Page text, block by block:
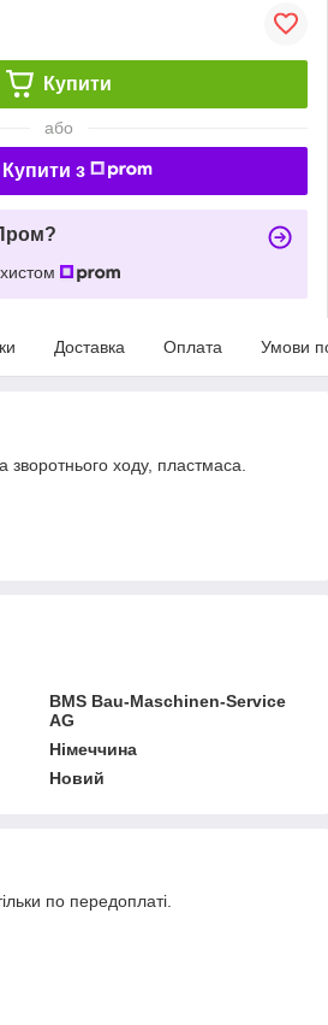
Купити
або
Купити з
Доставка Оплата Умови
ходу, пластмаса.
BMS Bau-Maschinen-Service
AG
Німеччина
Новий
по передоплаті.